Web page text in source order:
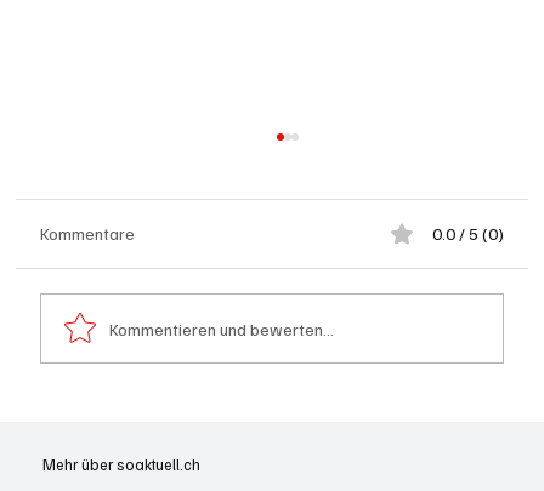
Schulanfang: Achtung Kinder
Kommentare 0.0 / 5 (0)
Kommentieren und bewerten...
Mehr über soaktuell.ch